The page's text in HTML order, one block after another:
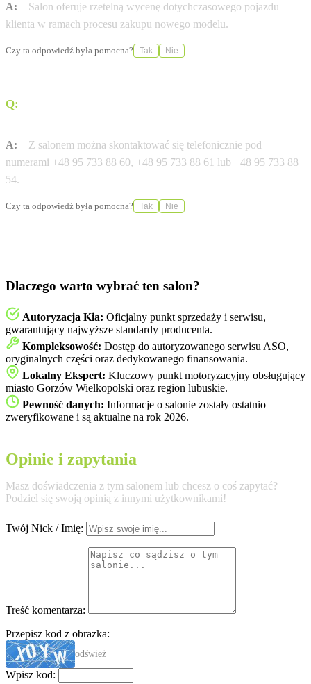
A:
Salon oferuje rzetelną wycenę dotychczasowego pojazdu
klienta w ramach procesu zakupu nowego modelu.
Czy ta odpowiedź była pomocna? Tak Nie
Q:
A:
Z salonem można skontaktować się telefonicznie pod
numerami +48 95 733 88 60, +48 95 733 88 61 lub +48 95 733 88
54.
Czy ta odpowiedź była pomocna? Tak Nie
Dlaczego warto wybrać ten salon?
Autoryzacja Kia: Oficjalny punkt sprzedaży i serwisu,
gwarantujący najwyższe standardy producenta.
Kompleksowość: Dostęp do autoryzowanego serwisu ASO,
oryginalnych części oraz dedykowanego finansowania.
Lokalny Ekspert: Kluczowy punkt motoryzacyjny obsługujący
miasto Gorzów Wielkopolski oraz region lubuskie.
Pewność danych: Informacje o salonie zostały ostatnio
zweryfikowane i są aktualne na rok 2026.
Opinie i zapytania
Masz doświadczenia z tym salonem lub chcesz o coś zapytać?
Podziel się swoją opinią z innymi użytkownikami!
Twój Nick / Imię:
Treść komentarza:
Przepisz kod z obrazka:
odśwież
Wpisz kod: